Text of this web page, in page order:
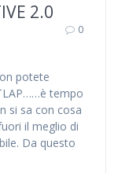
2.0
0
potete
tempo
si sa con cosa
il meglio di
Da questo